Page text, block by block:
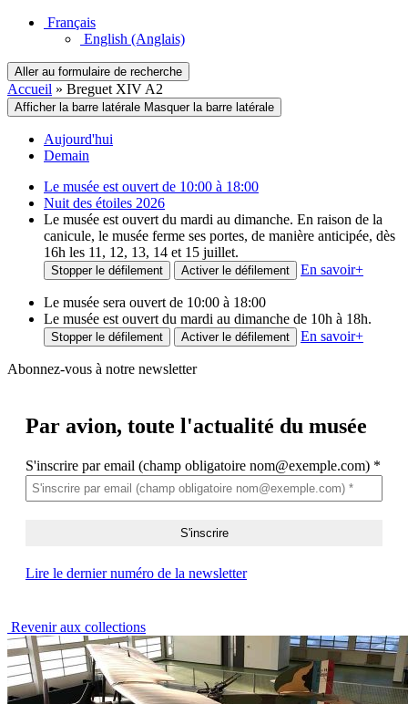
Français
English (Anglais)
Aller au formulaire de recherche
Accueil » Breguet XIV A2
Afficher la barre latérale Masquer la barre latérale
Aujourd'hui
Demain
Le musée est ouvert de 10:00 à 18:00
Nuit des étoiles 2026
Le musée est ouvert du mardi au dimanche. En raison de la
canicule, le musée ferme ses portes, de manière anticipée, dès
16h les 11, 12, 13, 14 et 15 juillet.
Stopper le défilement Activer le défilement En savoir+
Le musée sera ouvert de 10:00 à 18:00
Le musée est ouvert du mardi au dimanche de 10h à 18h.
Stopper le défilement Activer le défilement En savoir+
Abonnez-vous à notre newsletter
Par avion, toute l'actualité du musée
S'inscrire par email (champ obligatoire nom@exemple.com) *
Lire le dernier numéro de la newsletter
Revenir aux collections